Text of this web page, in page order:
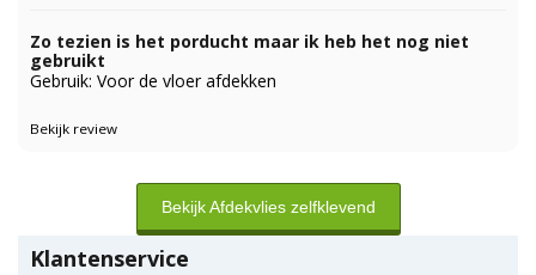
Zo tezien is het porducht maar ik heb het nog niet
gebruikt
Gebruik: Voor de vloer afdekken
Bekijk review
Bekijk Afdekvlies zelfklevend
Klantenservice